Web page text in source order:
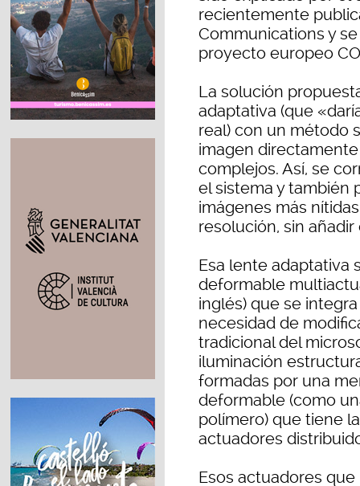
recientemente
Communications y
proyecto europeo
La solución
adaptativa (que
real) con un método
imagen
complejos. Así, se
el sistema y también
imágenes más
resolución, sin
Esa lente adaptativa
deformable
inglés) que se
necesidad de
tradicional del
iluminación
formadas por una
deformable (como
polímero) que tiene
actuadores
Esos actuadores